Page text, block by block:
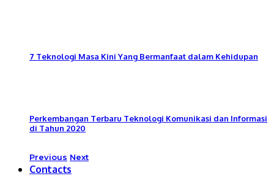
7 Teknologi Masa Kini Yang Bermanfaat dalam Kehidupan
Perkembangan Terbaru Teknologi Komunikasi dan Informasi
di Tahun 2020
Previous Next
Contacts